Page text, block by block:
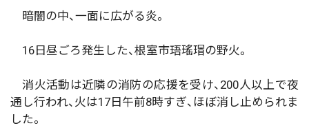
暗闇の中、一面に広がる炎。
16日昼ごろ発生した、根室市珸瑤瑁の野火。
消火活動は近隣の消防の応援を受け、200人以上で夜
通し行われ、火は17日午前8時すぎ、ほぼ消し止められま
した。